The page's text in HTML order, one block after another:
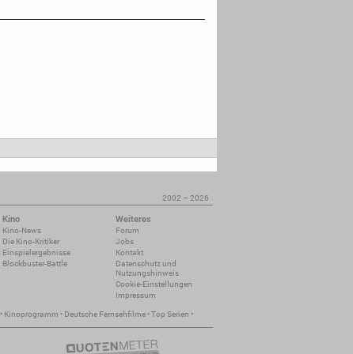
2002 – 2026
Kino
Kino-News
Die Kino-Kritiker
Einspielergebnisse
Blockbuster-Battle
Weiteres
Forum
Jobs
Kontakt
Datenschutz und
Nutzungshinweis
Cookie-Einstellungen
Impressum
• Kinoprogramm • Deutsche Fernsehfilme •Top Serien •